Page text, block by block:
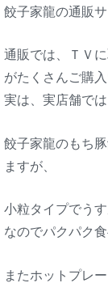
餃子家龍の通販
通販では、ＴＶ
がたくさんご購
実は、実店舗で
餃子家龍のもち
ますが、
小粒タイプでうす
なのでパクパク
またホットプレ